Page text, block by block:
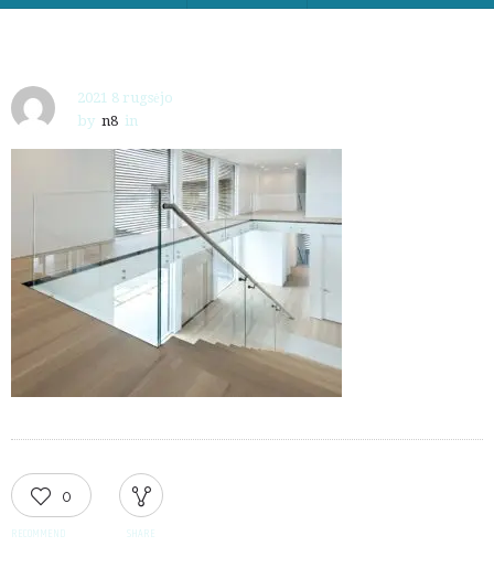
2021 8 rugsėjo
by n8 in
0
RECOMMEND SHARE